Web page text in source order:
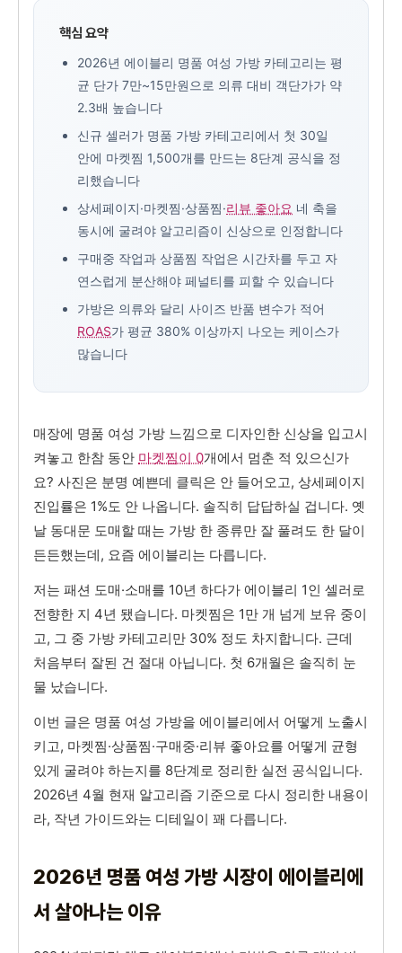
핵심 요약
2026년 에이블리 명품 여성 가방 카테고리는 평
균 단가 7만~15만원으로 의류 대비 객단가가 약
2.3배 높습니다
신규 셀러가 명품 가방 카테고리에서 첫 30일
안에 마켓찜 1,500개를 만드는 8단계 공식을 정
리했습니다
상세페이지·마켓찜·상품찜·리뷰 좋아요 네 축을
동시에 굴려야 알고리즘이 신상으로 인정합니다
구매중 작업과 상품찜 작업은 시간차를 두고 자
연스럽게 분산해야 페널티를 피할 수 있습니다
가방은 의류와 달리 사이즈 반품 변수가 적어
ROAS가 평균 380% 이상까지 나오는 케이스가
많습니다
매장에 명품 여성 가방 느낌으로 디자인한 신상을 입고시
켜놓고 한참 동안 마켓찜이 0개에서 멈춘 적 있으신가
요? 사진은 분명 예쁜데 클릭은 안 들어오고, 상세페이지
진입률은 1%도 안 나옵니다. 솔직히 답답하실 겁니다. 옛
날 동대문 도매할 때는 가방 한 종류만 잘 풀려도 한 달이
든든했는데, 요즘 에이블리는 다릅니다.
저는 패션 도매·소매를 10년 하다가 에이블리 1인 셀러로
전향한 지 4년 됐습니다. 마켓찜은 1만 개 넘게 보유 중이
고, 그 중 가방 카테고리만 30% 정도 차지합니다. 근데
처음부터 잘된 건 절대 아닙니다. 첫 6개월은 솔직히 눈
물 났습니다.
이번 글은 명품 여성 가방을 에이블리에서 어떻게 노출시
키고, 마켓찜·상품찜·구매중·리뷰 좋아요를 어떻게 균형
있게 굴려야 하는지를 8단계로 정리한 실전 공식입니다.
2026년 4월 현재 알고리즘 기준으로 다시 정리한 내용이
라, 작년 가이드와는 디테일이 꽤 다릅니다.
2026년 명품 여성 가방 시장이 에이블리에
서 살아나는 이유